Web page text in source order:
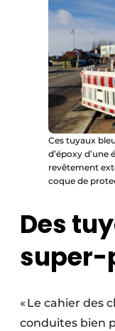
Ces tuyaux
d’époxy d’une
revêtement
coque de
Des
super-
« Le cahier des
conduites bien